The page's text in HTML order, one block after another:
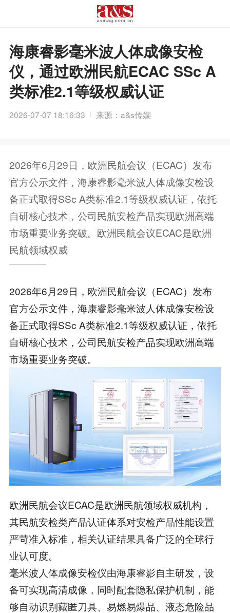
海康睿影毫米波人体成像安检
仪，通过欧洲民航ECAC SSc A
类标准2.1等级权威认证
2026-07-07 18:16:33 来源：a&s传媒
2026年6月29日，欧洲民航会议（ECAC）发布
官方公示文件，海康睿影毫米波人体成像安检设
备正式取得SSc A类标准2.1等级权威认证，依托
自研核心技术，公司民航安检产品实现欧洲高端
市场重要业务突破。欧洲民航会议ECAC是欧洲
民航领域权威
2026年6月29日，欧洲民航会议（ECAC）发布
官方公示文件，海康睿影毫米波人体成像安检设
备正式取得SSc A类标准2.1等级权威认证，依托
自研核心技术，公司民航安检产品实现欧洲高端
市场重要业务突破。
欧洲民航会议ECAC是欧洲民航领域权威机构，
其民航安检类产品认证体系对安检产品性能设置
严苛准入标准，相关认证结果具备广泛的全球行
业认可度。
毫米波人体成像安检仪由海康睿影自主研发，设
备可实现高清成像，同时配套隐私保护机制，能
够自动识别藏匿刀具、易燃易爆品、液态危险品